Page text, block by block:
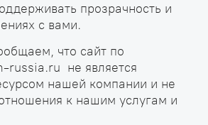
прозрачность и
с вами.
что сайт по
russia.ru не является
нашей компании и не
к нашим услугам и